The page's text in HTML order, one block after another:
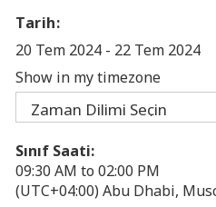
Tarih:
20 Tem 2024 - 22 Tem 2024
Show in my timezone
Sınıf Saati:
09:30 AM to 02:00 PM
(UTC+04:00) Abu Dhabi,